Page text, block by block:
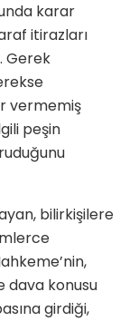
karar
itirazları
Gerek
vermemiş
peşin
bilirkişilere
dava konusu
girdiği,